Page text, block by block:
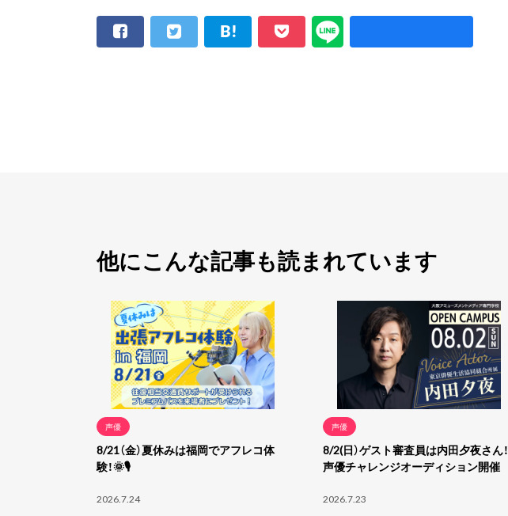
他にこんな記事も読まれています
声優
8/21（金）夏休みは福岡でアフレコ体
験！🌞🎙
2026.7.24
声優
8/2(日）ゲスト審査員は内田夕夜さん！
声優チャレンジオーディション開催
2026.7.23